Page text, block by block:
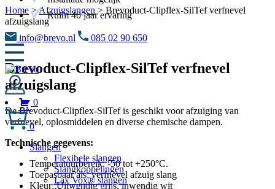
Ruim 40 jaar ervaring
info@brevo.nl 085 02 90 650
0
0
Slangen
Flexibele slangen
Slangkoppelingen
Lax Vox® slangen
Home>Afzuigslangen > Brevoduct-Clipflex-SilTef verfnevel
afzuigslang
Brevoduct-Clipflex-SilTef verfnevel
afzuigslang
De Brevoduct-Clipflex-SilTef is geschikt voor afzuiging van
verfnevel, oplosmiddelen en diverse chemische dampen.
Technische gegevens:
Temperatuurbereik: -50 tot +250°C.
Toepasbaar als: verfnevel afzuig slang
Kleur: Uitwendig grijs, inwendig wit